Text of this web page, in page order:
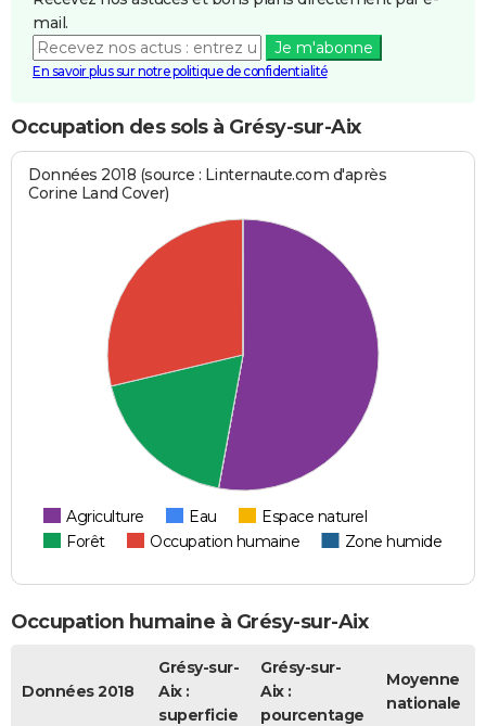
mail.
Je m'abonne
En savoir plus sur notre politique de confidentialité
Occupation des sols à Grésy-sur-Aix
Données 2018 (source : Linternaute.com d'après
Corine Land Cover)
Agriculture Eau
Espace naturel
Forêt
Occupation humaine Zone humide
Occupation humaine à Grésy-sur-Aix
Données 2018
Grésy-sur-
Aix :
superficie
Grésy-sur-
Aix :
pourcentage
Moyenne
nationale